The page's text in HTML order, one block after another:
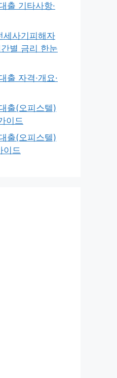
출 기타사항·
세사기피해자
별 금리 한눈
출 자격·개요·
출(오피스텔)
이드
출(오피스텔)
이드